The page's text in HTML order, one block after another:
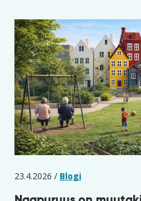
23.4.2026 / Blogi